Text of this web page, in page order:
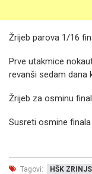
Žrijeb parova 1/16
Prve utakmice
revanši sedam dana
Žrijeb za osminu
Susreti osmine
Tagovi: HŠK